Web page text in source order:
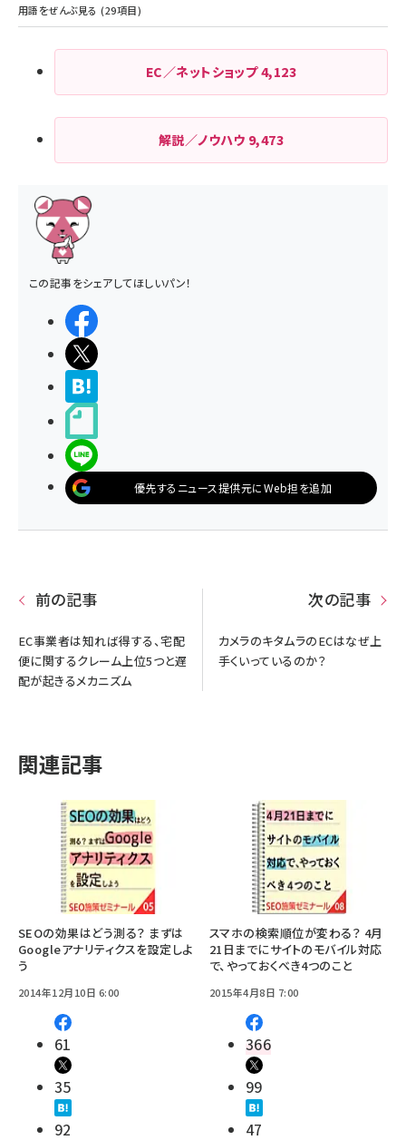
EC／ネットショップ4,123
解説／ノウハウ 9,473
この記事をシェアしてほしいパン！
優先するニュース提供元にWeb担を追加
前の記事
EC事業者は知れば得する、宅配
便に関するクレーム上位5つと遅
配が起きるメカニズム
次の記事
カメラのキタムラのECはなぜ上
手くいっているのか？
関連記事
SEOの効果はどう測る？ まずは
Googleアナリティクスを設定しよ
う
2014年12月10日 6:00
61
35
92
スマホの検索順位が変わる？ 4月
21日までにサイトのモバイル対応
で、やっておくべき4つのこと
2015年4月8日 7:00
366
99
47